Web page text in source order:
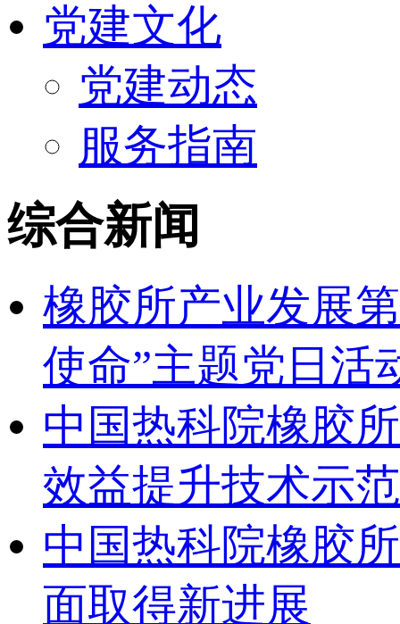
党建文化
党建动态
服务指南
综合新闻
橡胶所产业发展
使命”主题党日活
中国热科院橡胶
效益提升技术示
中国热科院橡胶
面取得新进展